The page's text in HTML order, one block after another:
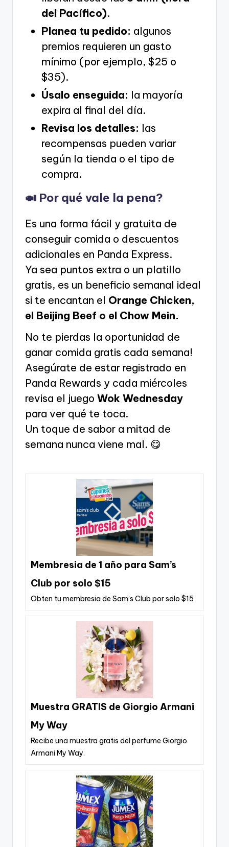
del Pacífico).
Planea tu pedido: algunos
premios requieren un gasto
mínimo (por ejemplo, $25 o
$35).
Úsalo enseguida: la mayoría
expira al final del día.
Revisa los detalles: las
recompensas pueden variar
según la tienda o el tipo de
compra.
🍛 Por qué vale la pena?
Es una forma fácil y gratuita de
conseguir comida o descuentos
adicionales en Panda Express.
Ya sea puntos extra o un platillo
gratis, es un beneficio semanal ideal
si te encantan el Orange Chicken,
el Beijing Beef o el Chow Mein.
No te pierdas la oportunidad de
ganar comida gratis cada semana!
Asegúrate de estar registrado en
Panda Rewards y cada miércoles
revisa el juego Wok Wednesday
para ver qué te toca.
Un toque de sabor a mitad de
semana nunca viene mal. 😋
Membresia de 1 año para Sam’s
Club por solo $15
Obten tu membresia de Sam’s Club por solo $15
Muestra GRATIS de Giorgio Armani
My Way
Recibe una muestra gratis del perfume Giorgio
Armani My Way.